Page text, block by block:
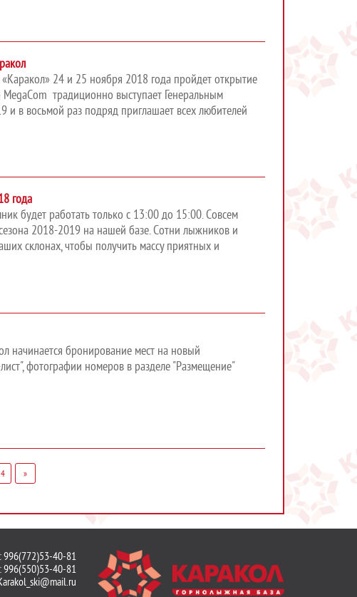
24 и 25 ноября 2018 года пройдет открытие
традиционно выступает Генеральным
в восьмой раз подряд приглашает всех любителей
года
будет работать только с 13:00 до 15:00. Совсем
2018-2019 на нашей базе. Сотни лыжников и
склонах, чтобы получить массу приятных и
начинается бронирование мест на новый
фотографии номеров в разделе "Размещение"
»
996(772)53-40-81
996(550)53-40-81